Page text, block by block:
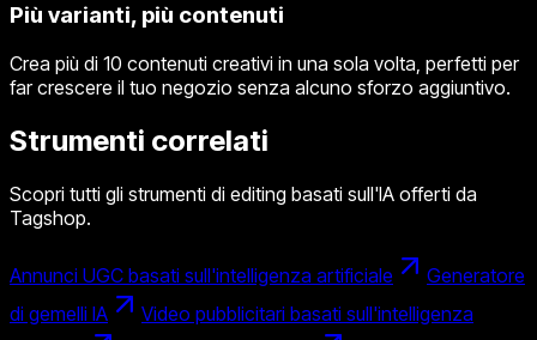
Più varianti, più contenuti
Crea più di 10 contenuti creativi in una sola volta, perfetti per
far crescere il tuo negozio senza alcuno sforzo aggiuntivo.
Strumenti correlati
Scopri tutti gli strumenti di editing basati sull'IA offerti da
Tagshop.
Annunci UGC basati sull'intelligenza artificiale
Generatore
di gemelli IA
Video pubblicitari basati sull'intelligenza